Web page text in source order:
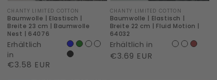
Baumwolle
Nest
|
64076
Marke:
CHANTY LIMITED COTTON
Baumwolle | Elastisch |
Breite 23 cm | Baumwolle
Nest | 64076
Erhältlich
in
Normaler
€3.58 EUR
Fluid
Motion
|
64032
Marke:
CHANTY LIMITED COTTON
Baumwolle | Elastisch |
Breite 22 cm | Fluid Motion |
64032
Erhältlich in
Normaler
€3.69 EUR